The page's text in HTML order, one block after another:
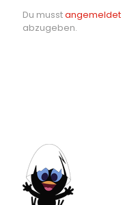
Du musstangemeldet
abzugeben.